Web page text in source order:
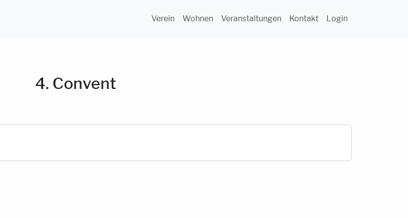
Verein Wohnen Veranstaltungen Kontakt Login
4. Convent